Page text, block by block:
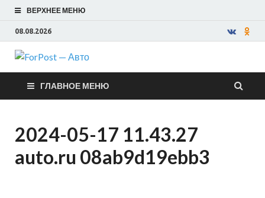
ВЕРХНЕЕ МЕНЮ
08.08.2026
ForPost —
Авто
ГЛАВНОЕ МЕНЮ
2024-05-17 11.43.27
auto.ru 08ab9d19ebb3